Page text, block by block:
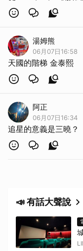
湯姆熊
06月07日16:58
天國的階梯 金泰熙
阿正
06月07日16:34
追星的意義是三曉？
📣 有話大聲說